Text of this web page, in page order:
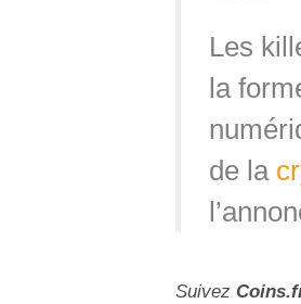
Les
la
de la
Suivez Coins